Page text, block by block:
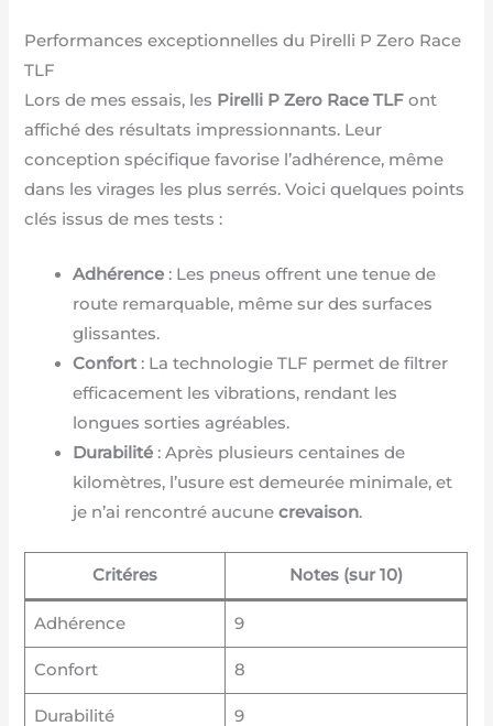
Performances exceptionnelles du Pirelli P Zero Race
TLF
Lors de mes essais, les Pirelli P Zero Race TLF ont
affiché des résultats impressionnants. Leur
conception spécifique favorise l’adhérence, même
dans les virages les plus serrés. Voici quelques points
clés issus de mes tests :
Adhérence : Les pneus offrent une tenue de
route remarquable, même sur des surfaces
glissantes.
Confort: La technologie TLF permet de filtrer
efficacement les vibrations, rendant les
longues sorties agréables.
Durabilité : Après plusieurs centaines de
kilomètres, l’usure est demeurée minimale, et
je n’ai rencontré aucunecrevaison.
Critéres Notes (sur 10)
Adhérence 9
Confort 8
Durabilité 9